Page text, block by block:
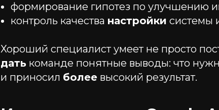
формирование гипотез по улучшению
контроль качества настройки системы
Хороший специалист умеет не просто
дать команде понятные выводы: что
и приносил более высокий результат.